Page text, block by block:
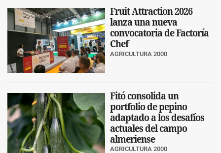
Fruit Attraction 2026
lanza una nueva
convocatoria de Factoría
Chef
AGRICULTURA 2000
Fitó consolida un
portfolio de pepino
adaptado a los desafíos
actuales del campo
almeriense
AGRICULTURA 2000